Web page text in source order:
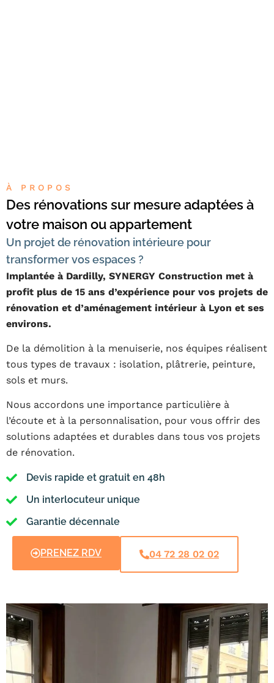
À PROPOS
Des rénovations sur mesure adaptées à
votre maison ou appartement
Un projet de rénovation intérieure pour
transformer vos espaces ?
Implantée à Dardilly, SYNERGY Construction met à
profit plus de 15 ans d’expérience pour vos projets de
rénovation et d’aménagement intérieur à Lyon et ses
environs.
De la démolition à la menuiserie, nos équipes réalisent
tous types de travaux : isolation, plâtrerie, peinture,
sols et murs.
Nous accordons une importance particulière à
l’écoute et à la personnalisation, pour vous offrir des
solutions adaptées et durables dans tous vos projets
de rénovation.
Devis rapide et gratuit en 48h
Un interlocuteur unique
Garantie décennale
PRENEZ RDV 04 72 28 02 02